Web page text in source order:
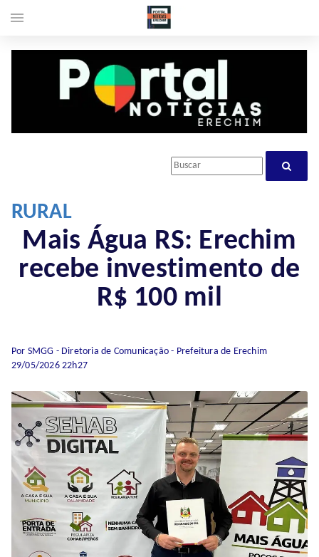
RURAL
Mais Água RS: Erechim
recebe investimento de
R$ 100 mil
Por SMGG - Diretoria de Comunicação - Prefeitura de Erechim
29/05/2026 22h27
menu